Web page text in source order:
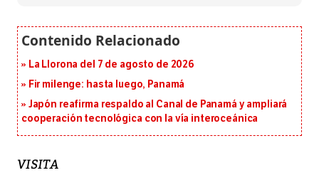
La Llorona del 7 de agosto de 2026
Fir milenge: hasta luego, Panamá
Japón reafirma respaldo al Canal de Panamá y ampliará
cooperación tecnológica con la vía interoceánica
VISITA